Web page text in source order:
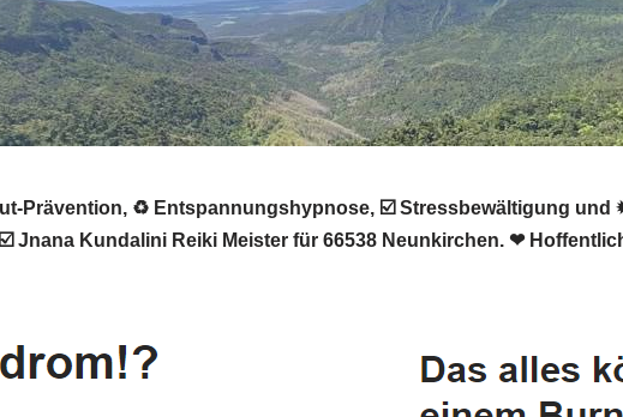
Prävention, ♻ Entspannungshypnose, ☑️ Stressbewältigung und
Jnana Kundalini Reiki Meister für 66538 Neunkirchen. ❤